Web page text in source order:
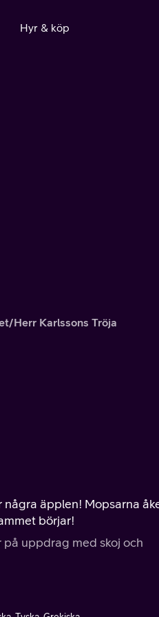
Hyr & köp
Herr Karlssons Tröja
äpplen! Mopsarna
börjar!
på uppdrag med skoj och